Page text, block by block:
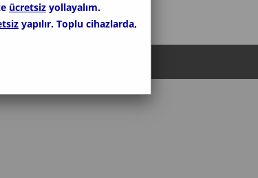
ücretsiz yollayalım.
yapılır. Toplu cihazlarda,